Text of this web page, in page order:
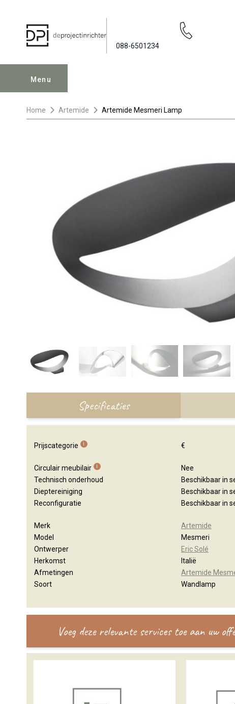
088-6501234
Menu
Home Artemide Artemide Mesmeri Lamp
Specificaties
Prijscategorie i €
Circulair meubilair i
Nee
Technisch onderhoud
Beschikbaar in
Dieptereiniging
Beschikbaar in
Reconfiguratie
Beschikbaar in
Merk
Artemide
Model
Mesmeri
Ontwerper
Eric Solé
Herkomst
Italië
Afmetingen
Artemide
Soort
Wandlamp
Voeg deze relevante services toe aan uw